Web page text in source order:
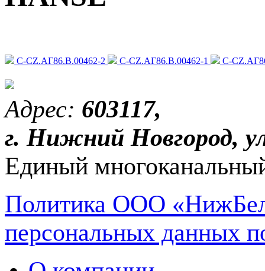
C-CZ.АГ86.В.00462-2 C-CZ.АГ86.В.00462-1 C-
Адрес: 603117,
г. Нижний Новгород,
Единый
Политика ООО
персональных данных